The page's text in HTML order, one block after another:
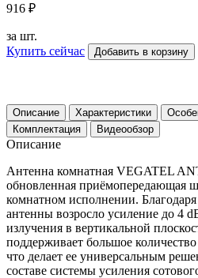
916 ₽
за шт.
Купить сейчас
Добавить в корзину
Описание Характеристики
Комплектация
Видеообзор
Описание
Антенна комнатная VEGATEL
обновленная приёмопередающая
комнатном исполнении.
антенны возросло усиление до 4
излучения в вертикальной
поддерживает большое
что делает ее универсальным
составе системы усиления